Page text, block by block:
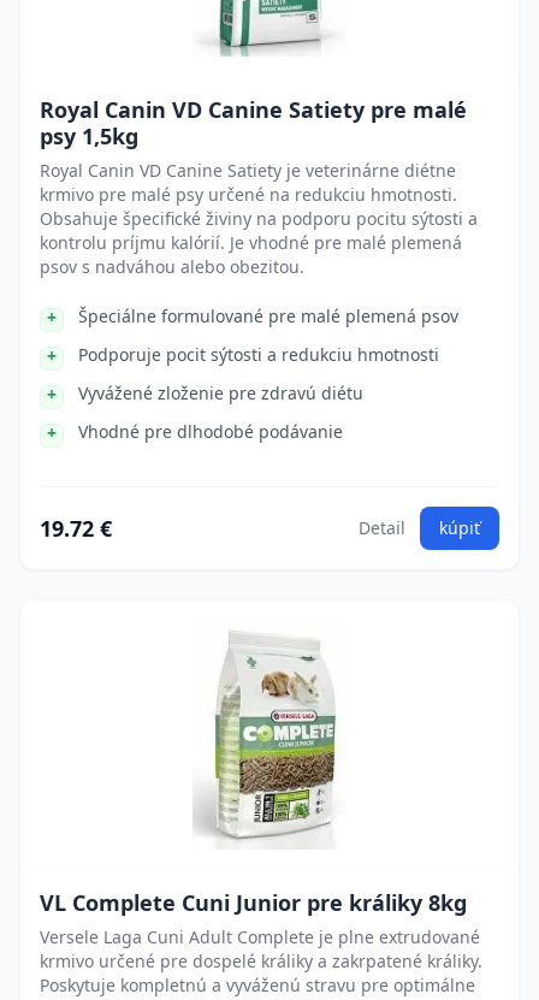
Royal Canin VD Canine Satiety pre malé
psy 1,5kg
Royal Canin VD Canine Satiety je veterinárne diétne
krmivo pre malé psy určené na redukciu hmotnosti.
Obsahuje špecifické živiny na podporu pocitu sýtosti a
kontrolu príjmu kalórií. Je vhodné pre malé plemená
psov s nadváhou alebo obezitou.
Špeciálne formulované pre malé plemená psov
Podporuje pocit sýtosti a redukciu hmotnosti
Vyvážené zloženie pre zdravú diétu
Vhodné pre dlhodobé podávanie
19.72 € Detail kúpiť
VL Complete Cuni Junior pre králiky 8kg
Versele Laga Cuni Adult Complete je plne extrudované
krmivo určené pre dospelé králiky a zakrpatené králiky.
Poskytuje kompletnú a vyváženú stravu pre optimálne